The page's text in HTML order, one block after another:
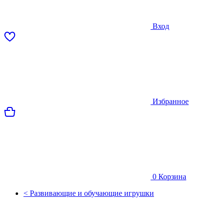
Вход
Избранное
0 Корзина
< Развивающие и обучающие игрушки